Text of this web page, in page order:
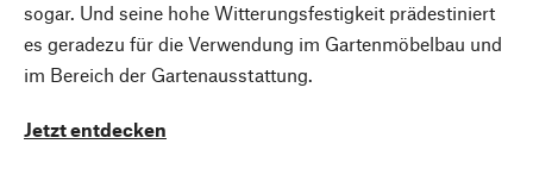
sogar. Und seine hohe Witterungsfestigkeit prädestiniert
es geradezu für die Verwendung im Gartenmöbelbau und
im Bereich der Gartenausstattung.
Jetzt entdecken